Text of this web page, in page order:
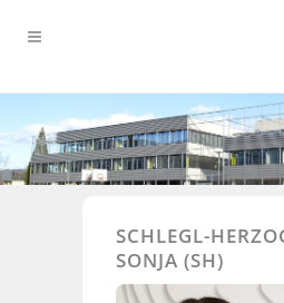
SCHLEGL-
SONJA (SH)